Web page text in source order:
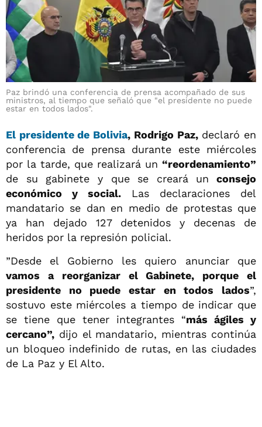
Paz brindó una conferencia de prensa acompañado de sus
ministros, al tiempo que señaló que "el presidente no puede
estar en todos lados".
El presidente de Bolivia, Rodrigo Paz,declaró en
conferencia de prensa durante este miércoles
por la tarde, que realizará un “reordenamiento”
de su gabinete y que se creará un consejo
económico y social.
Las declaraciones del
mandatario se dan en medio de protestas que
ya han dejado 127 detenidos y decenas de
heridos por la represión policial.
”Desde el Gobierno les quiero anunciar que
vamos a reorganizar el Gabinete, porque el
presidente no puede estar en todos lados”,
sostuvo este miércoles a tiempo de indicar que
se tiene que tener integrantes “más ágiles y
cercano”, dijo el mandatario, mientras continúa
un bloqueo indefinido de rutas, en las ciudades
de La Paz y El Alto.